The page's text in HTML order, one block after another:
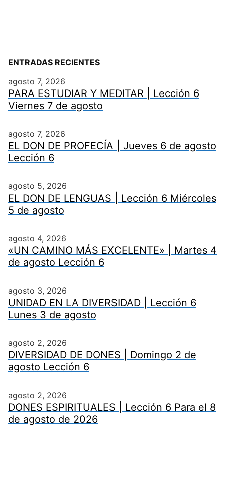
ENTRADAS RECIENTES
agosto 7, 2026
PARA ESTUDIAR Y MEDITAR | Lección 6
Viernes 7 de agosto
agosto 7, 2026
EL DON DE PROFECÍA | Jueves 6 de agosto
Lección 6
agosto 5, 2026
EL DON DE LENGUAS | Lección 6 Miércoles
5 de agosto
agosto 4, 2026
«UN CAMINO MÁS EXCELENTE» | Martes 4
de agosto Lección 6
agosto 3, 2026
UNIDAD EN LA DIVERSIDAD | Lección 6
Lunes 3 de agosto
agosto 2, 2026
DIVERSIDAD DE DONES | Domingo 2 de
agosto Lección 6
agosto 2, 2026
DONES ESPIRITUALES | Lección 6 Para el 8
de agosto de 2026